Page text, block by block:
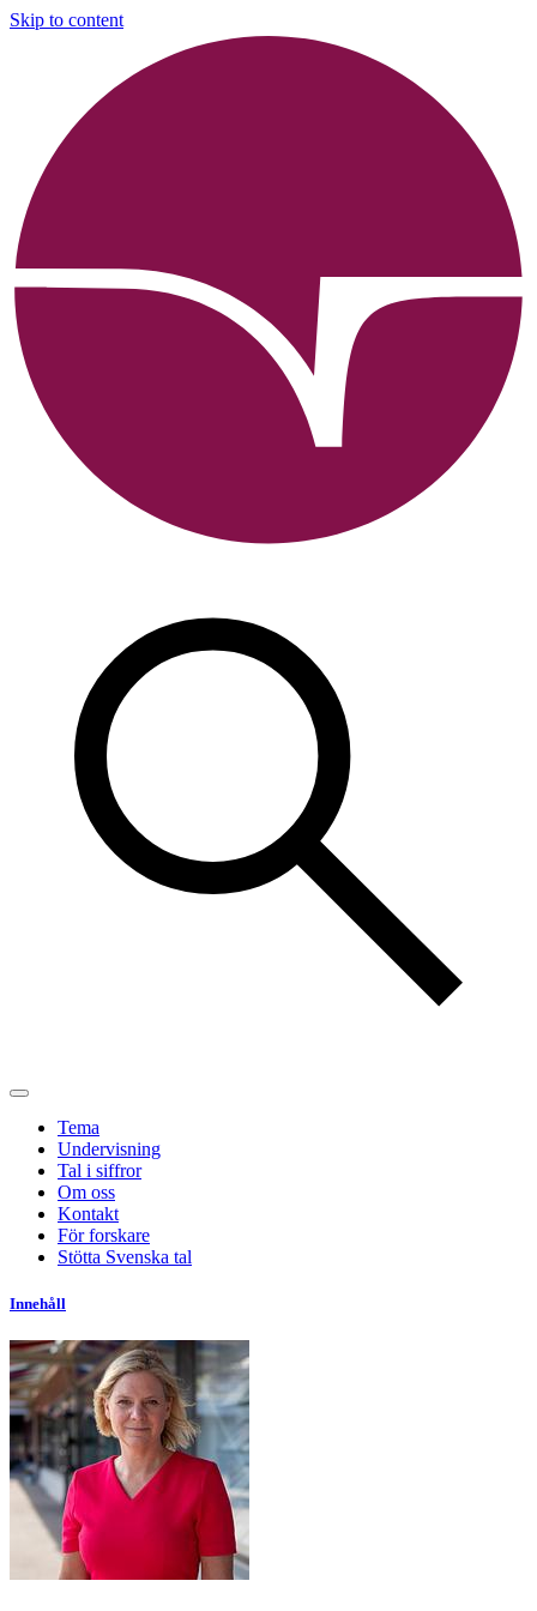
Skip to content
Tema
Undervisning
Tal i siffror
Om oss
Kontakt
För forskare
Stötta Svenska tal
Innehåll